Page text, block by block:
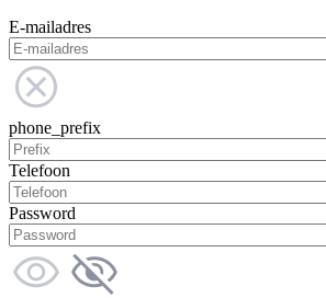
E-mailadres
phone_prefix
Telefoon
Password